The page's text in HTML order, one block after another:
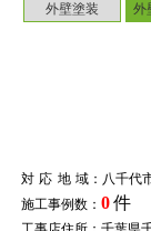
外壁塗装 外
対応地域：八千代
施工事例数： 0件